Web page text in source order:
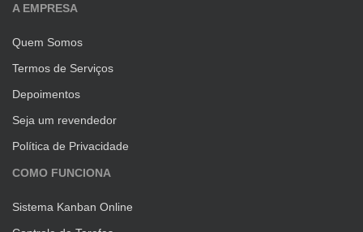
A EMPRESA
Quem Somos
Termos de Serviços
Depoimentos
Seja um revendedor
Política de Privacidade
COMO FUNCIONA
Sistema Kanban Online